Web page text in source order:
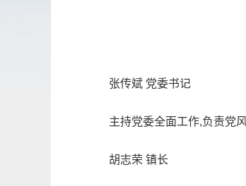
张传斌 党委书记
主持党委全面工作,负责党
胡志荣 镇长